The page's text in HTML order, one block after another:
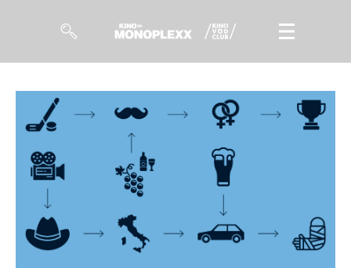
Magazin
Kuratierungen
Events
So geht’s